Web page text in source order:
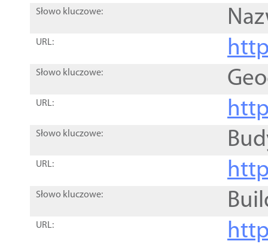
Słowo kluczowe:
URL:
Słowo kluczowe:
URL:
Słowo kluczowe:
URL:
Słowo kluczowe:
URL: